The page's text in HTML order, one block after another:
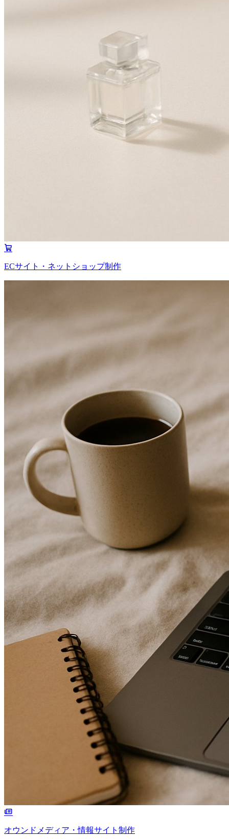
ECサイト・ネットショップ制作
オウンドメディア・情報サイト制作